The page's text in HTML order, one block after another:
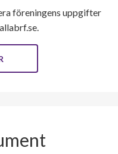
föreningens uppgifter